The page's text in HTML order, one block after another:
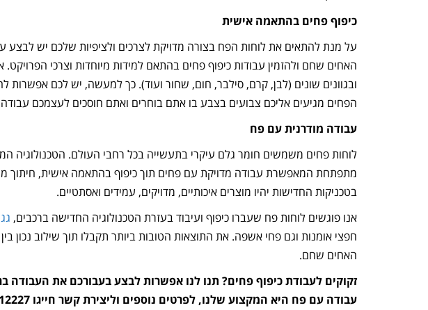
כיפוף פחים בהתאמה אישית
על מנת להתאים את לוחות הפח בצורה מדויקת לצרכים ולציפיות שלכם יש לבצע
ובגוונים שונים (לבן, קרם, סילבר, חום, שחור ועוד). כך למעשה, יש לכם אפשרות
הפחים מגיעים אליכם צבועים בצבע בו אתם בוחרים ואתם חוסכים לעצמכם
עבודה מודרנית עם פח
לוחות פחים משמשים חומר גלם עיקרי בתעשייה בכל רחבי העולם. הטכנולוגיה
מתפתחת המאפשרת עבודה מדויקת עם פחים תוך כיפוף בהתאמה אישית, חיתוך
בטכניקות החדישות יהיו מוצרים איכותיים, מדויקים, עמידים ואסתטיים.
אנו פוגשים לוחות פח שעברו כיפוף ועיבוד בעזרת הטכנולוגיה החדישה ברכבים,
חפצי אומנות וגם פחי אשפה. את התוצאות הטובות ביותר תקבלו תוך שילוב נכון
האחים שחם.
זקוקים לעבודת כיפוף פחים? תנו לנו אפשרות לבצע בעבורכם את העבודה
עבודה עם פח היא המקצוע שלנו, לפרטים נוספים וליצירת קשר חייגו 09-8912227.